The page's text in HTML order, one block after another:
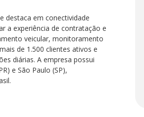
destaca em conectividade
a experiência de contratação e
veicular, monitoramento
de 1.500 clientes ativos e
diárias. A empresa possui
e São Paulo (SP),